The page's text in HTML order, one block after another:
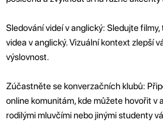
Sledování videí v anglický: Sledujte
videa v anglický. Vizuální kontext zlepší
výslovnost.
Zúčastněte se konverzačních klubů:
online komunitám, kde můžete hovořit v
rodilými mluvčími nebo jinými studenty